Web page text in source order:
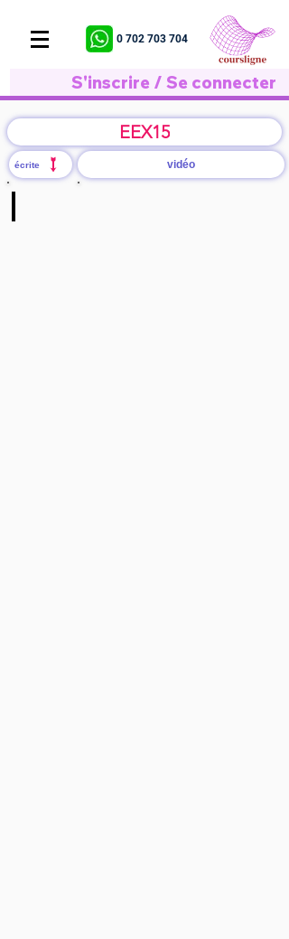
0 702 703 704
S'inscrire / Se connecter
EEX15
écrite vidéo